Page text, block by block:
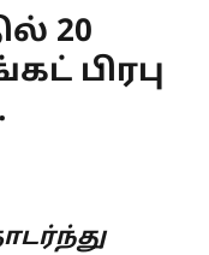
20
பிரபு